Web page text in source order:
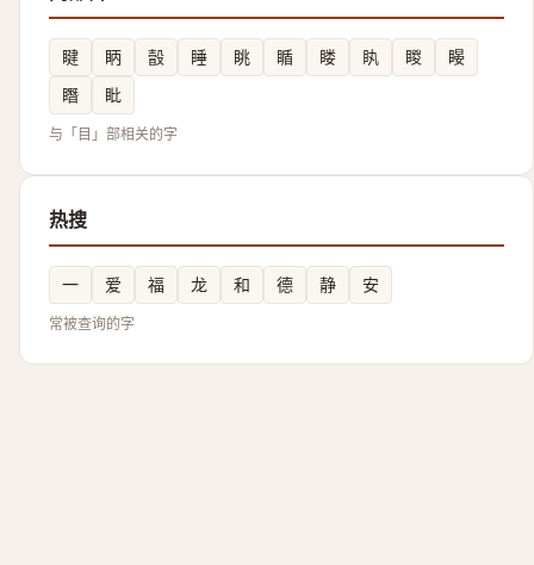
睷 眪 瞉 睡 眺 瞃 䁖 䀓 䁓
䁙
䁮
䀝
与「目」部相关的字
热搜
一 爱 福 龙 和 德 静 安
常被查询的字